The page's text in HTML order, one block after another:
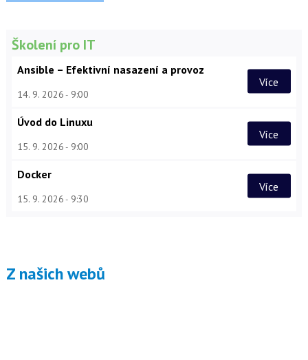
Školení pro IT
Ansible – Efektivní nasazení a provoz
14. 9. 2026 9:00
Více
Úvod do Linuxu
15. 9. 2026 9:00
Více
Docker
15. 9. 2026 9:30
Více
Z našich webů